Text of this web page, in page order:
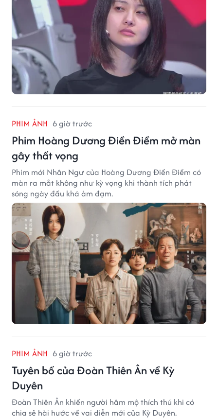
PHIM ẢNH 6 giờ trước
Phim Hoàng Dương Điền Điềm mở màn
gây thất vọng
Phim mới Nhân Ngư của Hoàng Dương Điền Điềm có
màn ra mắt không như kỳ vọng khi thành tích phát
sóng ngày đầu khá ảm đạm.
PHIM ẢNH 6 giờ trước
Tuyên bố của Đoàn Thiên Ân về Kỳ
Duyên
Đoàn Thiên Ân khiến người hâm mộ thích thú khi có
chia sẻ hài hước về vai diễn mới của Kỳ Duyên.